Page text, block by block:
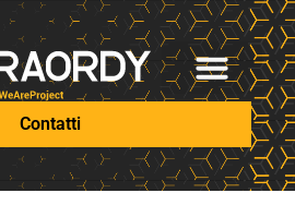
Contatti